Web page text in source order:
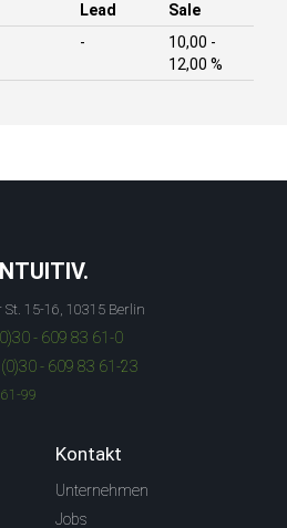
Lead
Sale
-
10,00 -
12,00 %
15-16, 10315 Berlin
- 609 83 61-0
- 609 83 61-23
99
Kontakt
Unternehmen
Jobs